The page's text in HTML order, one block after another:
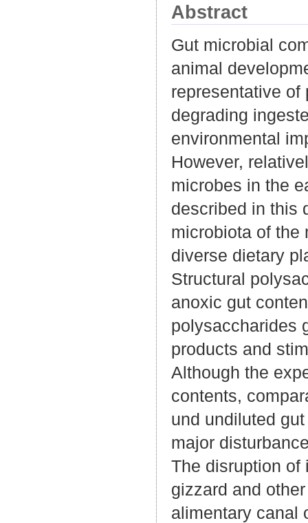
Abstract
Gut microbial
animal
representative of
degrading
environmental
However,
microbes in the
described in this
microbiota of the
diverse dietary
Structural
anoxic gut
polysaccharides
products and
Although the
contents,
und undiluted
major
The disruption of
gizzard and
alimentary canal